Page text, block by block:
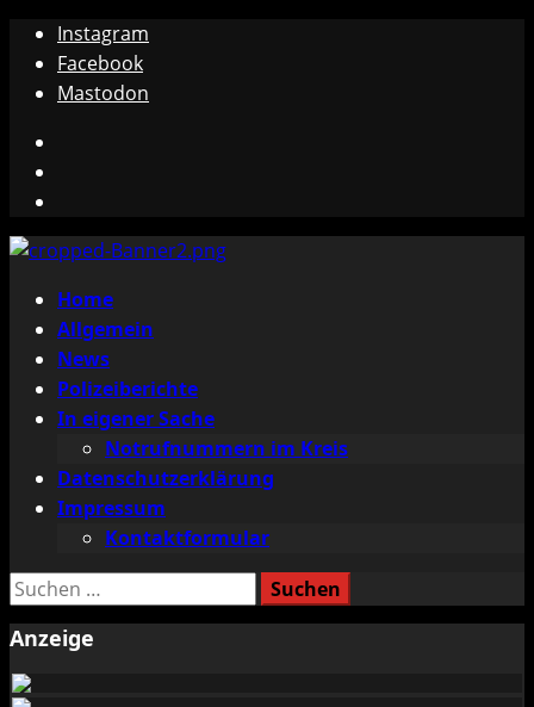
Zum
Inhalt
springen
Instagram
Facebook
Mastodon
Primäres
Menü
Home
Allgemein
News
Polizeiberichte
In eigener Sache
Notrufnummern im Kreis
Datenschutzerklärung
Impressum
Kontaktformular
Suchen
Anzeige